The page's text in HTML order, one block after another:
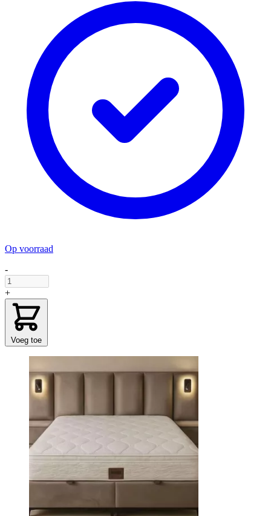
Op voorraad
-
+
Voeg toe